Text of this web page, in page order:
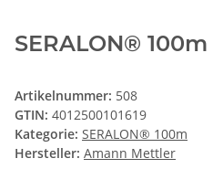
SERALON® 100m
Artikelnummer: 508
GTIN: 4012500101619
Kategorie: SERALON® 100m
Hersteller: Amann Mettler